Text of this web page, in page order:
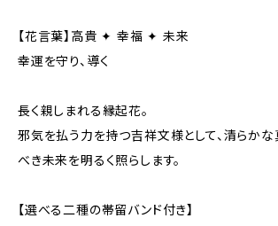
【花言葉】高貴 ✦ 幸福 ✦ 未来
幸運を守り、導く
長く親しまれる縁起花。
邪気を払う力を持つ吉祥文様として、清らかな
べき未来を明るく照らします。
【選べる二種の帯留バンド付き】